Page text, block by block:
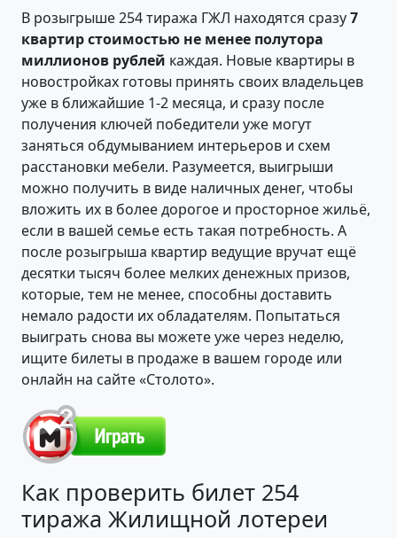
В розыгрыше 254 тиража ГЖЛ находятся сразу7
квартир стоимостью не менее полутора
миллионов рублей каждая. Новые квартиры в
новостройках готовы принять своих владельцев
уже в ближайшие 1-2 месяца, и сразу после
получения ключей победители уже могут
заняться обдумыванием интерьеров и схем
расстановки мебели. Разумеется, выигрыши
можно получить в виде наличных денег, чтобы
вложить их в более дорогое и просторное жильё,
если в вашей семье есть такая потребность. А
после розыгрыша квартир ведущие вручат ещё
десятки тысяч более мелких денежных призов,
которые, тем не менее, способны доставить
немало радости их обладателям. Попытаться
выиграть снова вы можете уже через неделю,
ищите билеты в продаже в вашем городе или
онлайн на сайте «Столото».
Как проверить билет 254
тиража Жилищной лотереи